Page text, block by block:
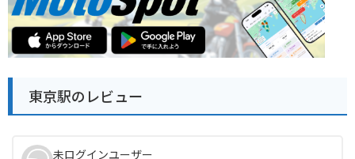
東京駅のレビュー
未ログインユーザー